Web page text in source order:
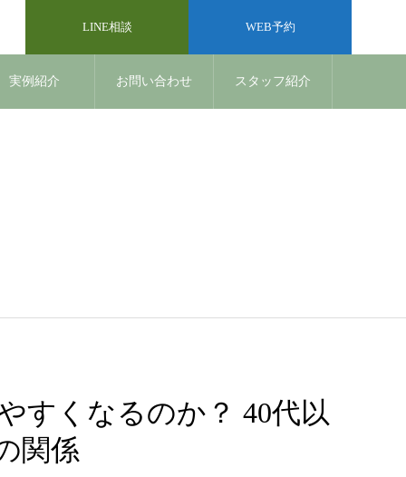
LINE相談 WEB予約
実例紹介 お問い合わせ スタッフ紹介
すくなるのか？ 40代以
関係